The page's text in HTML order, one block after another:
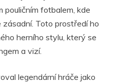
pouličním fotbalem, kde
Toto prostředí ho
herního stylu, který se
a vizí.
legendární hráče jako